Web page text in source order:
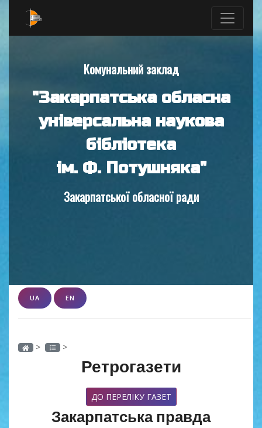
Комунальний заклад
"Закарпатська обласна
універсальна наукова
бібліотека
ім. Ф. Потушняка"
Закарпатської обласної ради
UA EN
> >
Ретрогазети
ДО ПЕРЕЛІКУ ГАЗЕТ
Закарпатська правда